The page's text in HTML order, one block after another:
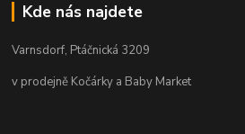
Kde nás najdete
Varnsdorf, Ptáčnická 3209
v prodejně Kočárky a Baby Market